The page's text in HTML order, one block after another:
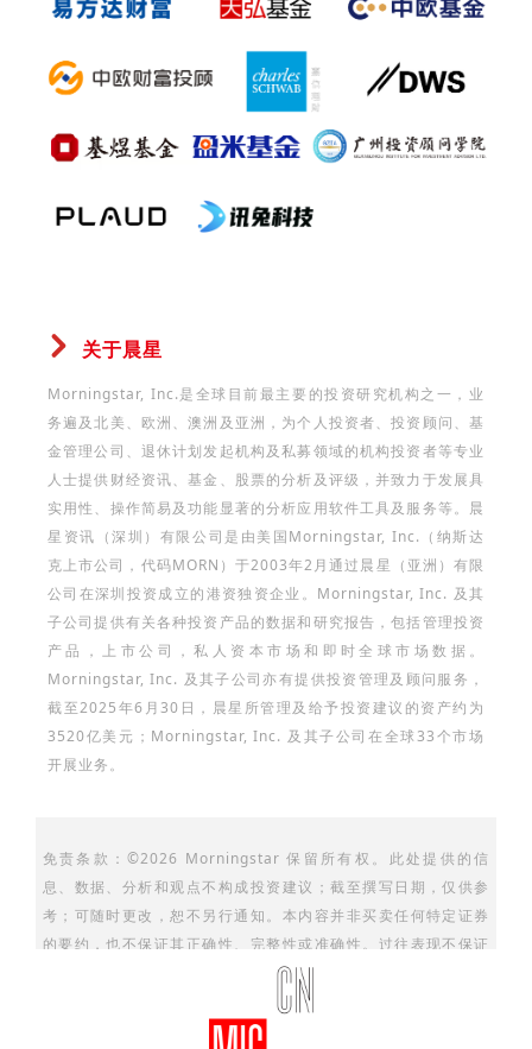
关于晨星
Morningstar, Inc.是全球目前最主要的投资研究机构之一，业
务遍及北美、欧洲、澳洲及亚洲，为个人投资者、投资顾问、基
金管理公司、退休计划发起机构及私募领域的机构投资者等专业
人士提供财经资讯、基金、股票的分析及评级，并致力于发展具
实用性、操作简易及功能显著的分析应用软件工具及服务等。晨
星资讯（深圳）有限公司是由美国Morningstar, Inc.（纳斯达
克上市公司，代码MORN）于2003年2月通过晨星（亚洲）有限
公司在深圳投资成立的港资独资企业。Morningstar, Inc. 及其
子公司提供有关各种投资产品的数据和研究报告，包括管理投资
产品，上市公司，私人资本市场和即时全球市场数据。
Morningstar, Inc. 及其子公司亦有提供投资管理及顾问服务，
截至2025年6月30日，晨星所管理及给予投资建议的资产约为
3520亿美元；Morningstar, Inc. 及其子公司在全球33个市场
开展业务。
免责条款：©2026 Morningstar 保留所有权。此处提供的信
息、数据、分析和观点不构成投资建议；截至撰写日期，仅供参
考；可随时更改，恕不另行通知。本内容并非买卖任何特定证券
的要约，也不保证其正确性、完整性或准确性。过往表现不保证
未来结果。Morningstar 名称和标识是 Morningstar, Inc.的注
册商标。这里的内容包含 Morningstar 的专有资料；未经
Morningstar 事先书面同意，不得以任何方式复制、转载或以其